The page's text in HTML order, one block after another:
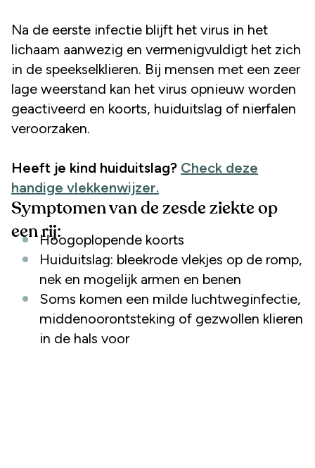
Na de eerste infectie blijft het virus in het
lichaam aanwezig en vermenigvuldigt het zich
in de speekselklieren. Bij mensen met een zeer
lage weerstand kan het virus opnieuw worden
geactiveerd en koorts, huiduitslag of nierfalen
veroorzaken.
Heeft je kind huiduitslag? Check deze
handige vlekkenwijzer.
Symptomen van de zesde ziekte op
een rij:Hoogoplopende koorts
Huiduitslag: bleekrode vlekjes op de romp,
nek en mogelijk armen en benen
Soms komen een milde luchtweginfectie,
middenoorontsteking of gezwollen klieren
in de hals voor